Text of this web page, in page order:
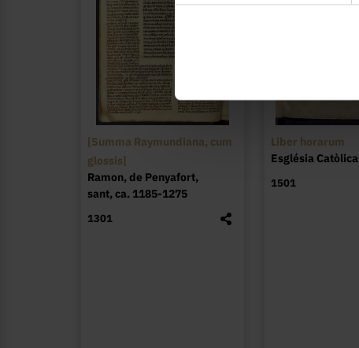
[Summa Raymundiana, cum
glossis]
Ramon, de Penyafort,
sant, ca. 1185-1275
1301
Liber horarum
Església Catòlica
1501